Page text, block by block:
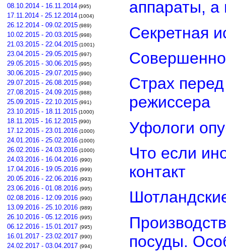
08.10.2014 - 16.11.2014 (995)
17.11.2014 - 25.12.2014 (1004)
26.12.2014 - 09.02.2015 (989)
10.02.2015 - 20.03.2015 (998)
21.03.2015 - 22.04.2015 (1001)
23.04.2015 - 29.05.2015 (997)
29.05.2015 - 30.06.2015 (995)
30.06.2015 - 29.07.2015 (990)
29.07.2015 - 26.08.2015 (998)
27.08.2015 - 24.09.2015 (988)
25.09.2015 - 22.10.2015 (991)
23.10.2015 - 18.11.2015 (1000)
18.11.2015 - 16.12.2015 (990)
17.12.2015 - 23.01.2016 (1000)
24.01.2016 - 25.02.2016 (1000)
26.02.2016 - 24.03.2016 (1000)
24.03.2016 - 16.04.2016 (990)
17.04.2016 - 19.05.2016 (999)
20.05.2016 - 22.06.2016 (993)
23.06.2016 - 01.08.2016 (995)
02.08.2016 - 12.09.2016 (990)
13.09.2016 - 25.10.2016 (989)
26.10.2016 - 05.12.2016 (995)
06.12.2016 - 15.01.2017 (995)
16.01.2017 - 23.02.2017 (990)
24.02.2017 - 03.04.2017 (994)
аппараты, а
Секретная
Страх
режиссера
Уфологи
Что если
контакт
посуды.